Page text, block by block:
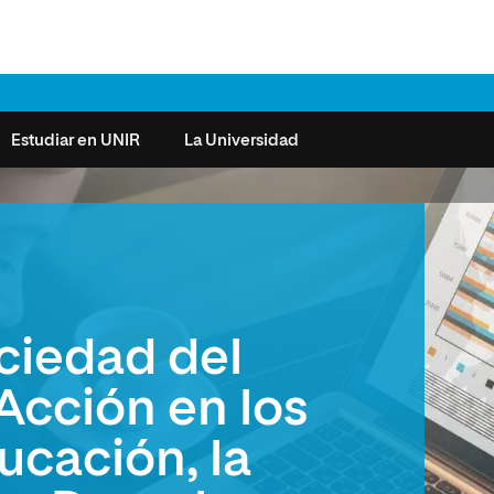
Comunicación
Tecnología
Artes
Humanidades
Música
Idiomas
Estudiar en UNIR
de Exámenes
de Orientación
(SOA)
de Atención a las
Especiales
Universidad
Formación bonificada
La Universidad
Consejo Social de UNIR
Claustro
Nuestros Estudiantes
Sala de prensa
del
en los
la